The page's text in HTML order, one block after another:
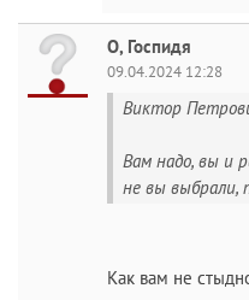
O, Госпидя
09.04.2024 12:28
Виктор
Вам надо, вы и
не вы выбрали,
Как вам не